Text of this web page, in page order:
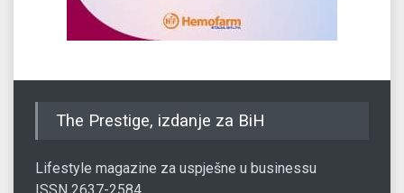
The Prestige, izdanje za BiH
Lifestyle magazine za uspješne u businessu